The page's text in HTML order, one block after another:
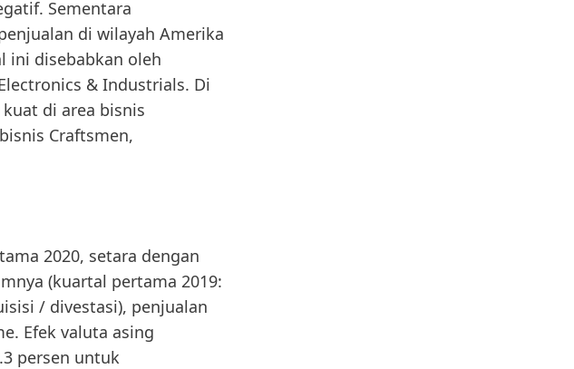
Sementara
di wilayah Amerika
ini disebabkan oleh
& Industrials. Di
di area bisnis
Craftsmen,
2020, setara dengan
(kuartal pertama 2019:
/ divestasi), penjualan
Efek valuta asing
persen untuk